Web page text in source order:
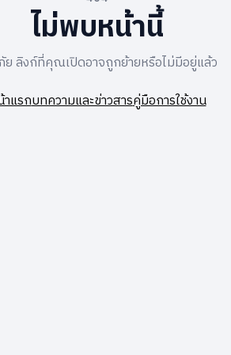
ไม่พบหน้านี้
ย ลิงก์ที่คุณเปิดอาจถูกย้ายหรือไม่มีอยู่แล้ว
แรกบทความและข่าวสารคู่มือการใช้งาน